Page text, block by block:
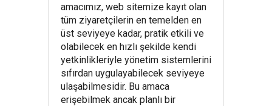
amacımız, web sitemize kayıt olan
tüm ziyaretçilerin en temelden en
üst seviyeye kadar, pratik etkili ve
olabilecek en hızlı şekilde kendi
yetkinlikleriyle yönetim sistemlerini
sıfırdan uygulayabilecek seviyeye
ulaşabilmesidir. Bu amaca
erişebilmek ancak planlı bir